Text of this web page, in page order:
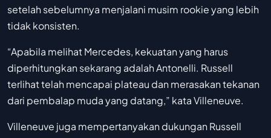
setelah sebelumnya menjalani musim rookie yang lebih
tidak konsisten.
“Apabila melihat Mercedes, kekuatan yang harus
diperhitungkan sekarang adalah Antonelli. Russell
terlihat telah mencapai plateau dan merasakan tekanan
dari pembalap muda yang datang,” kata Villeneuve.
Villeneuve juga mempertanyakan dukungan Russell